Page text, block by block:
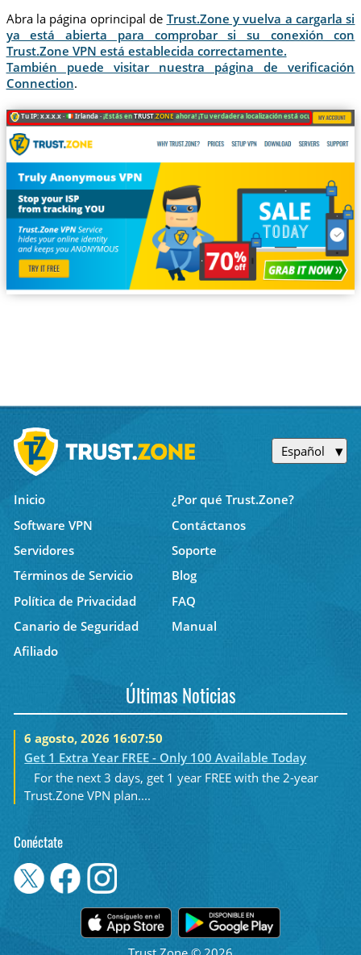
Abra la página oprincipal de Trust.Zone y vuelva a cargarla si
ya está abierta para comprobar si su conexión con
Trust.Zone VPN está establecida correctamente.
También puede visitar nuestra página de verificación
Connection.
Tu IP: x.x.x.x · Irlanda ·¡Estás enTRUST.ZONEahora! ¡Tu verdadera localización está oculta!
Español
Inicio
¿Por qué Trust.Zone?
Software VPN
Contáctanos
Servidores
Soporte
Términos de Servicio
Blog
Política de Privacidad
FAQ
Canario de Seguridad
Manual
Afiliado
Últimas Noticias
6 agosto, 2026 16:07:50
Get 1 Extra Year FREE - Only 100 Available Today
For the next 3 days, get 1 year FREE with the 2-year
Trust.Zone VPN plan....
Conéctate